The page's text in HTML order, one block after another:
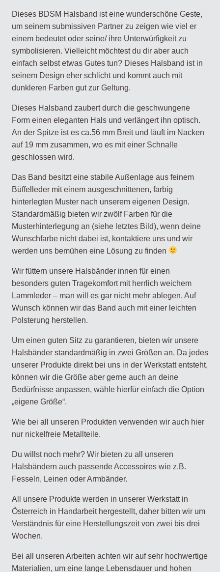
Dieses BDSM Halsband ist eine wunderschöne Geste,
um seinem submissiven Partner zu zeigen wie viel er
einem bedeutet oder seine/ ihre Unterwürfigkeit zu
symbolisieren. Vielleicht möchtest du dir aber auch
einfach selbst etwas Gutes tun? Dieses Halsband ist in
seinem Design eher schlicht und kommt auch mit
dunkleren Farben gut zur Geltung.
Dieses Halsband zaubert durch die geschwungene
Form einen eleganten Hals und verlängert ihn optisch.
An der Spitze ist es ca.56 mm Breit und läuft im Nacken
auf 19 mm zusammen, wo es mit einer Schnalle
geschlossen wird.
Das Band besitzt eine stabile Außenlage aus feinem
Büffelleder mit einem ausgeschnittenen, farbig
hinterlegten Muster nach unserem eigenen Design.
Standardmäßig bieten wir zwölf Farben für die
Musterhinterlegung an (siehe letztes Bild), wenn deine
Wunschfarbe nicht dabei ist, kontaktiere uns und wir
werden uns bemühen eine Lösung zu finden
Wir füttern unsere Halsbänder innen für einen
besonders guten Tragekomfort mit herrlich weichem
Lammleder – man will es gar nicht mehr ablegen. Auf
Wunsch können wir das Band auch mit einer leichten
Polsterung herstellen.
Um einen guten Sitz zu garantieren, bieten wir unsere
Halsbänder standardmäßig in zwei Größen an. Da jedes
unserer Produkte direkt bei uns in der Werkstatt entsteht,
können wir die Größe aber gerne auch an deine
Bedürfnisse anpassen, wähle hierfür einfach die Option
„eigene Größe“.
Wie bei all unseren Produkten verwenden wir auch hier
nur nickelfreie Metallteile.
Du willst noch mehr? Wir bieten zu all unseren
Halsbändern auch passende Accessoires wie z.B.
Fesseln, Leinen oder Armbänder.
All unsere Produkte werden in unserer Werkstatt in
Österreich in Handarbeit hergestellt, daher bitten wir um
Verständnis für eine Herstellungszeit von zwei bis drei
Wochen.
Bei all unseren Arbeiten achten wir auf sehr hochwertige
Materialien, um eine lange Lebensdauer und hohen